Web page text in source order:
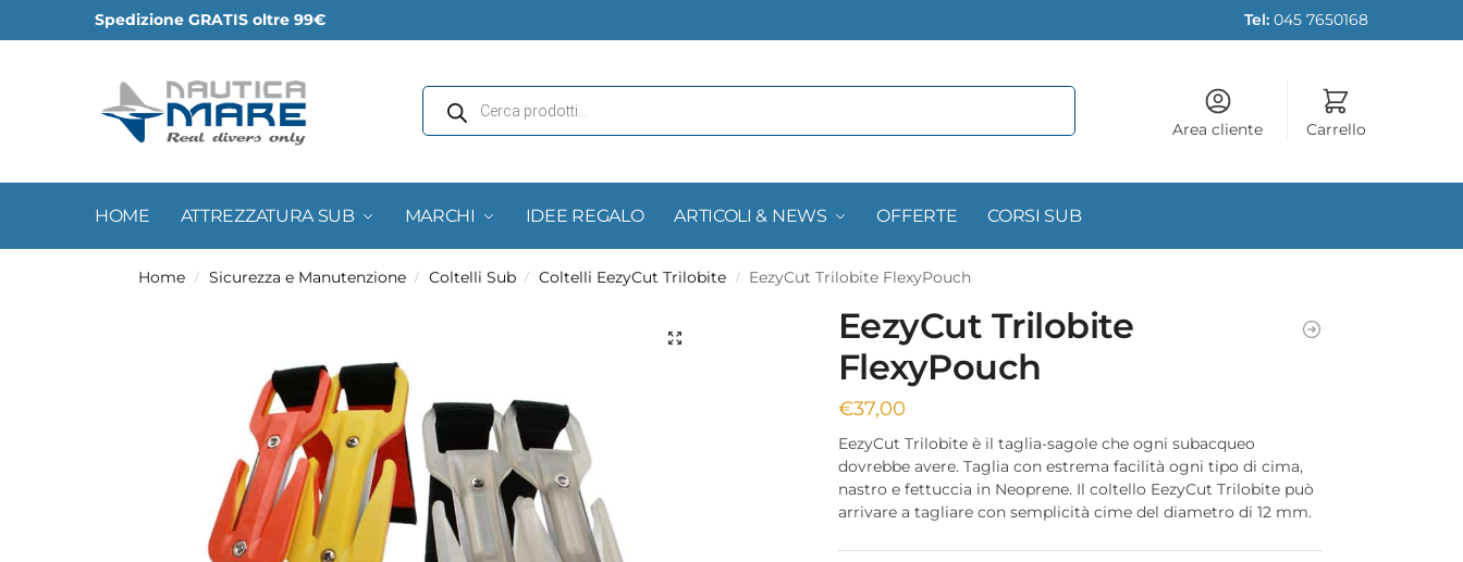
Spedizione GRATIS oltre 99€ Tel: 045 7650168
Area cliente Carrello
HOME ATTREZZATURA SUB MARCHI IDEE REGALO ARTICOLI & NEWS OFFERTE CORSI SUB
Home / Sicurezza e Manutenzione / Coltelli Sub / Coltelli EezyCut Trilobite / EezyCut Trilobite FlexyPouch
EezyCut Trilobite
FlexyPouch
€37,00
EezyCut Trilobite è il taglia-sagole che ogni subacqueo
dovrebbe avere. Taglia con estrema facilità ogni tipo di cima,
nastro e fettuccia in Neoprene. Il coltello EezyCut Trilobite può
arrivare a tagliare con semplicità cime del diametro di 12 mm.